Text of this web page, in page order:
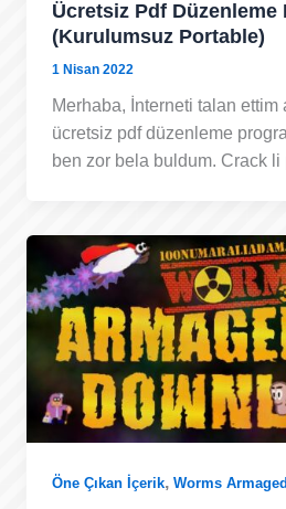
Ücretsiz Pdf Düzenleme
(Kurulumsuz Portable)
1 Nisan 2022
Merhaba, İnterneti talan ettim
ücretsiz pdf düzenleme
ben zor bela buldum. Crack
Öne Çıkan İçerik,Worms